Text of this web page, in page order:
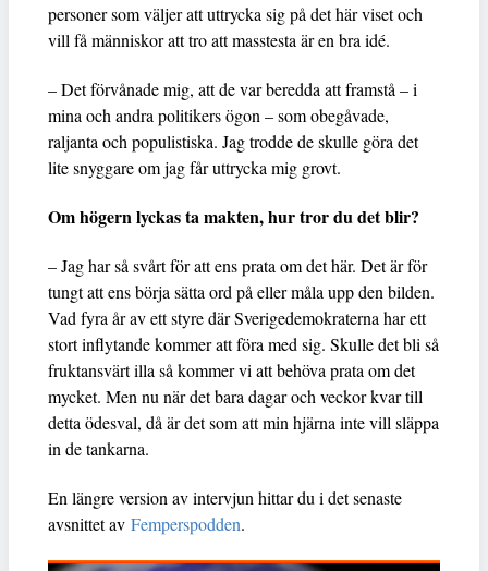
personer som väljer att uttrycka sig på det här viset och
vill få människor att tro att masstesta är en bra idé.
– Det förvånade mig, att de var beredda att framstå – i
mina och andra politikers ögon – som obegåvade,
raljanta och populistiska. Jag trodde de skulle göra det
lite snyggare om jag får uttrycka mig grovt.
Om högern lyckas ta makten, hur tror du det blir?
– Jag har så svårt för att ens prata om det här. Det är för
tungt att ens börja sätta ord på eller måla upp den bilden.
Vad fyra år av ett styre där Sverigedemokraterna har ett
stort inflytande kommer att föra med sig. Skulle det bli så
fruktansvärt illa så kommer vi att behöva prata om det
mycket. Men nu när det bara dagar och veckor kvar till
detta ödesval, då är det som att min hjärna inte vill släppa
in de tankarna.
En längre version av intervjun hittar du i det senaste
avsnittet av Femperspodden.